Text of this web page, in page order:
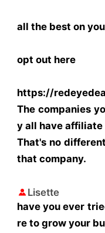
all the best on
opt out here
https://
The companies
y all have affiliate
That's no
that company.
Lisette
have you ever
re to grow your